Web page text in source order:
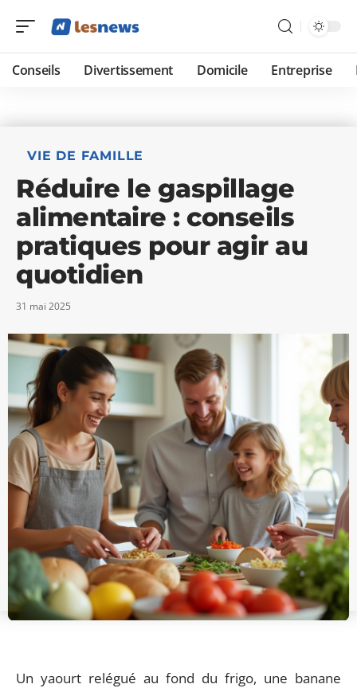
Conseils Divertissement Domicile Entreprise
VIE DE FAMILLE
Réduire le gaspillage
alimentaire : conseils
pratiques pour agir au
quotidien
31 mai 2025
Un yaourt relégué au fond du frigo, une banane